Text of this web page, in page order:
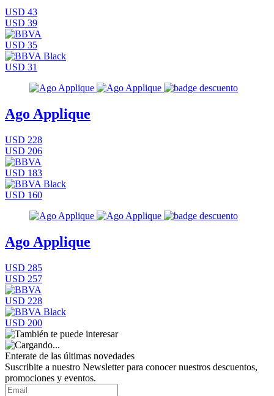
USD 43
USD 39
USD 35
USD 31
Ago Applique
USD 228
USD 206
USD 183
USD 160
Ago Applique
USD 285
USD 257
USD 228
USD 200
Enterate de las últimas novedades
Suscribite a nuestro Newsletter para conocer nuestros descuentos,
promociones y eventos.